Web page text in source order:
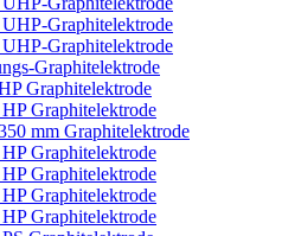
Graphitelektrode
UHP-Graphitelektrode
Graphitelektrode
Graphitelektrode
Graphitelektrode
mm Graphitelektrode
Graphitelektrode
Graphitelektrode
Graphitelektrode
Graphitelektrode